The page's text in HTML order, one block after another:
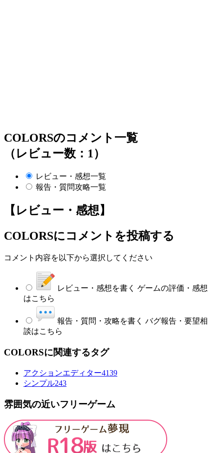
COLORSのコメント一覧
（レビュー数：1）
レビュー・感想一覧
報告・質問攻略一覧
【レビュー・感想】
COLORSにコメントを投稿する
コメント内容を以下から選択してください
レビュー・感想を書く ゲームの評価・感想
はこちら
報告・質問・攻略を書く バグ報告・要望相
談はこちら
COLORSに関連するタグ
アクションエディター4139
シンプル243
雰囲気の近いフリーゲーム